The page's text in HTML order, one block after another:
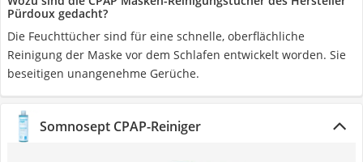
Pürdoux gedacht?
Die Feuchttücher sind für eine schnelle, oberflächliche
Reinigung der Maske vor dem Schlafen entwickelt worden. Sie
beseitigen unangenehme Gerüche.
Somnosept CPAP-Reiniger